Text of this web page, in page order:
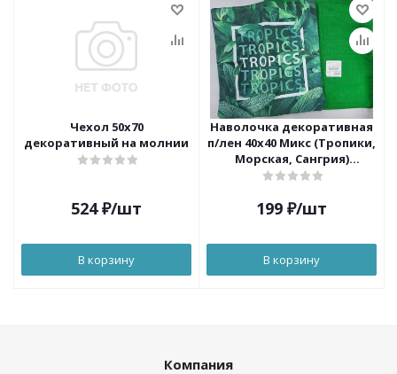
Чехол 50х70
декоративный на молнии
524₽/шт
В корзину
Наволочка декоративная
п/лен 40х40 Микс (Тропики,
Морская, Сангрия)
175014/06с-68ЯК Василиса
199 ₽/шт
В корзину
Компания